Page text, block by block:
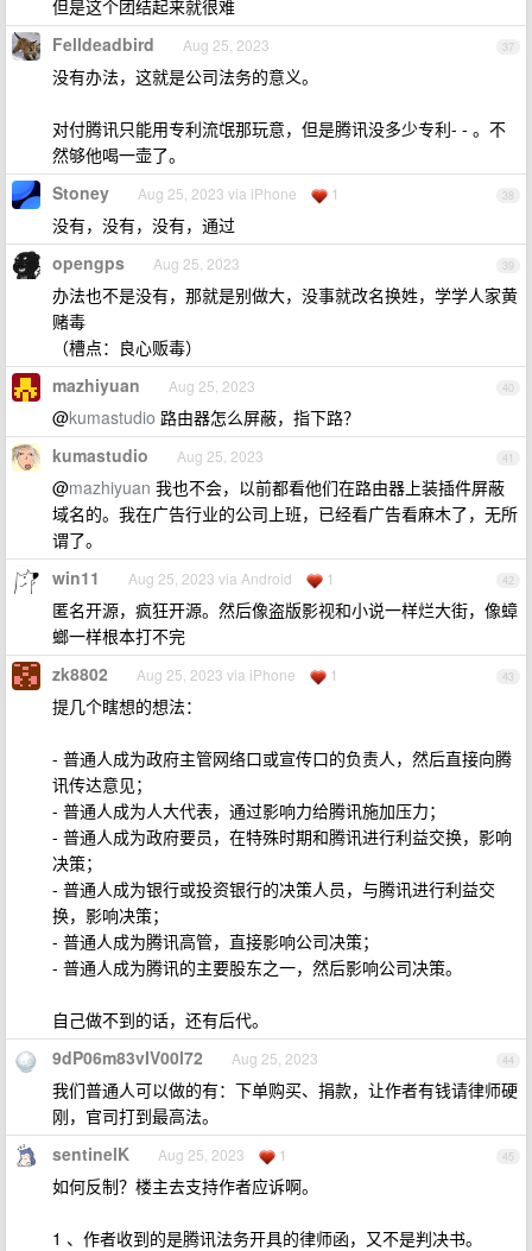
但是这个团结起来就很难
37
Felldeadbird Aug 25, 2023
没有办法，这就是公司法务的意义。
对付腾讯只能用专利流氓那玩意，但是腾讯没多少专利- - 。不
然够他喝一壶了。
38
Stoney Aug 25, 2023 via iPhone 1
没有，没有，没有，通过
39
opengps Aug 25, 2023
办法也不是没有，那就是别做大，没事就改名换姓，学学人家黄
赌毒
（槽点：良心贩毒）
40
mazhiyuan Aug 25, 2023
@kumastudio 路由器怎么屏蔽，指下路？
41
kumastudio Aug 25, 2023
@mazhiyuan 我也不会，以前都看他们在路由器上装插件屏蔽
域名的。我在广告行业的公司上班，已经看广告看麻木了，无所
谓了。
42
win11 Aug 25, 2023 via Android 1
匿名开源，疯狂开源。然后像盗版影视和小说一样烂大街，像蟑
螂一样根本打不完
43
zk8802 Aug 25, 2023 via iPhone 1
提几个瞎想的想法：
- 普通人成为政府主管网络口或宣传口的负责人，然后直接向腾
讯传达意见；
- 普通人成为人大代表，通过影响力给腾讯施加压力；
- 普通人成为政府要员，在特殊时期和腾讯进行利益交换，影响
决策；
- 普通人成为银行或投资银行的决策人员，与腾讯进行利益交
换，影响决策；
- 普通人成为腾讯高管，直接影响公司决策；
- 普通人成为腾讯的主要股东之一，然后影响公司决策。
自己做不到的话，还有后代。
44
9dP06m83vIV00l72 Aug 25, 2023
我们普通人可以做的有：下单购买、捐款，让作者有钱请律师硬
刚，官司打到最高法。
45
sentinelK Aug 25, 2023 1
如何反制？楼主去支持作者应诉啊。
1 、作者收到的是腾讯法务开具的律师函，又不是判决书。